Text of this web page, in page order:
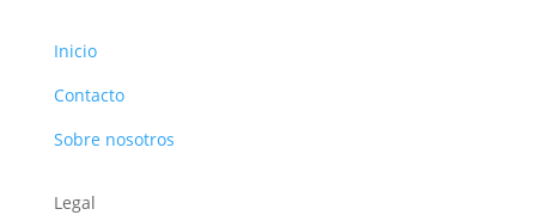
Inicio
Contacto
Sobre nosotros
Legal